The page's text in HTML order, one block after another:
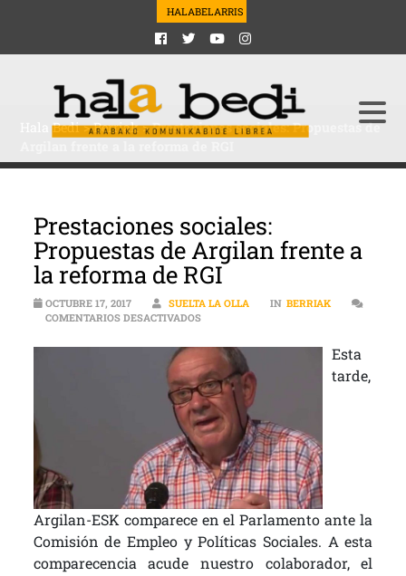
HALABELARRIS
Hala Bedi>Berriak>Prestaciones sociales: Propuestas de
Prestaciones sociales:
Propuestas de Argilan frente a
la reforma de RGI
OCTUBRE 17, 2017 SUELTA LA OLLA IN BERRIAK
COMENTARIOS DESACTIVADOSEN PRESTACIONES SOCIALES:
Esta
tarde,
Argilan-ESK comparece en el Parlamento ante la
Comisión de Empleo y Políticas Sociales. A esta
comparecencia acude nuestro colaborador, el